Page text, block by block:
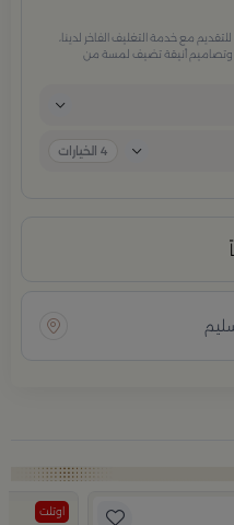
مع خدمة التغليف الفاخر لدينا،
وتصاميم أنيقة تضيف لمسة من
4 الخيارات
اوتلت